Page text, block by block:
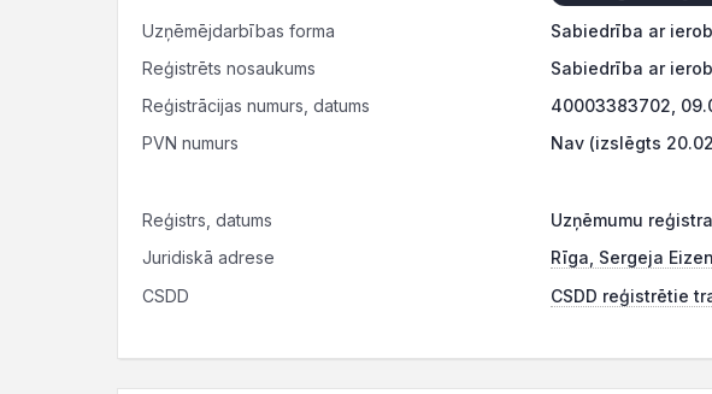
Uzņēmējdarbības forma
Sabiedrība ar
Reģistrēts nosaukums
Sabiedrība ar
Reģistrācijas numurs, datums
40003383702,
PVN numurs
Nav (izslēgts
Reģistrs, datums
Uzņēmumu
Juridiskā adrese
Rīga, Sergeja
CSDD
CSDD reģistrētie